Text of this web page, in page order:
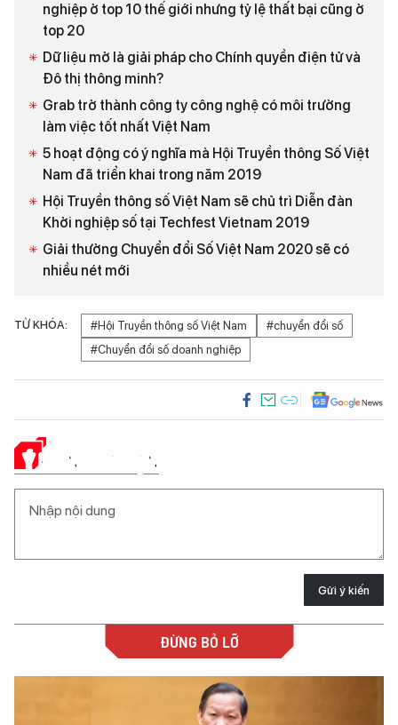
nghiệp ở top 10 thế giới nhưng tỷ lệ thất bại cũng ở
top 20
Dữ liệu mở là giải pháp cho Chính quyền điện tử và
Đô thị thông minh?
Grab trở thành công ty công nghệ có môi trường
làm việc tốt nhất Việt Nam
5 hoạt động có ý nghĩa mà Hội Truyền thông Số Việt
Nam đã triển khai trong năm 2019
Hội Truyền thông số Việt Nam sẽ chủ trì Diễn đàn
Khởi nghiệp số tại Techfest Vietnam 2019
Giải thưởng Chuyển đổi Số Việt Nam 2020 sẽ có
nhiều nét mới
TỪ KHÓA: #Hội Truyền thông số Việt Nam
#chuyển đổi số
#Chuyển đổi số doanh nghiệp
Ý KIẾN CỦA BẠN
Gửi ý kiến
ĐỪNG BỎ LỠ